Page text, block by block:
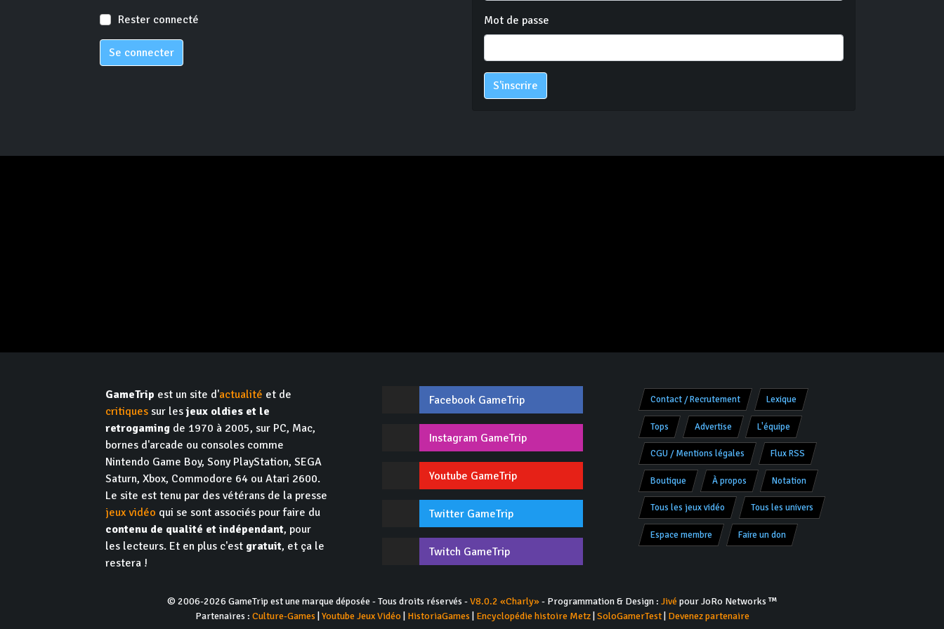
Rester connecté
Se connecter
Mot de passe
S'inscrire
GameTrip est un site d'actualité et de
critiques sur lesjeux oldies et le
retrogaming de 1970 à 2005, sur PC, Mac,
bornes d'arcade ou consoles comme
Nintendo Game Boy, Sony PlayStation, SEGA
Saturn, Xbox, Commodore 64 ou Atari 2600.
Le site est tenu par des vétérans de la presse
jeux vidéo qui se sont associés pour faire du
contenu de qualité et indépendant, pour
les lecteurs. Et en plus c'est gratuit, et ça le
restera !
Facebook GameTrip
Instagram GameTrip
Youtube GameTrip
Twitter GameTrip
Twitch GameTrip
Contact / Recrutement Lexique
Tops Advertise L'équipe
CGU / Mentions légales Flux RSS
Boutique À propos Notation
Tous les jeux vidéo Tous les univers
Espace membre Faire un don
© 2006-2026 GameTrip est une marque déposée - Tous droits réservés -V8.0.2 «Charly»- Programmation & Design : Jivépour JoRo Networks ™
Partenaires : Culture-Games Youtube Jeux Vidéo| HistoriaGames Encyclopédie histoire Metz| SoloGamerTest| Devenez partenaire